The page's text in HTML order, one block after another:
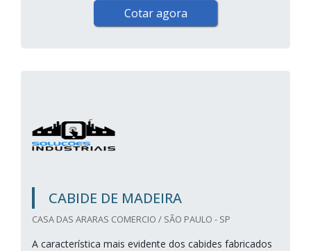
Cotar agora
CABIDE DE MADEIRA
CASA DAS ARARAS COMERCIO / SÃO PAULO - SP
A característica mais evidente dos cabides fabricados